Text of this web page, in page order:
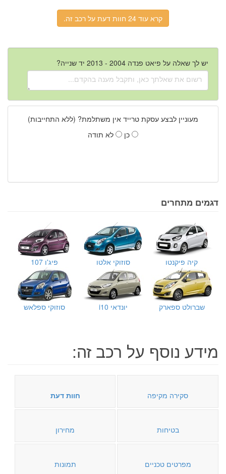
קרא עוד 24 חוות דעת על רכב זה.
יש לך שאלה על פיאט פנדה 2004 - 2013 יד שנייה?
מעוניין לבצע עסקת טרייד אין משתלמת? (ללא התחייבות)
כן
לא תודה
דגמים מתחרים
קיה פיקנטו סוזוקי אלטו פיג'ו 107
שברולט ספארק יונדאי i10 סוזוקי ספלאש
מידע נוסף על רכב זה:
סקירה מקיפה חוות דעת
בטיחות מחירון
מפרטים טכניים תמונות